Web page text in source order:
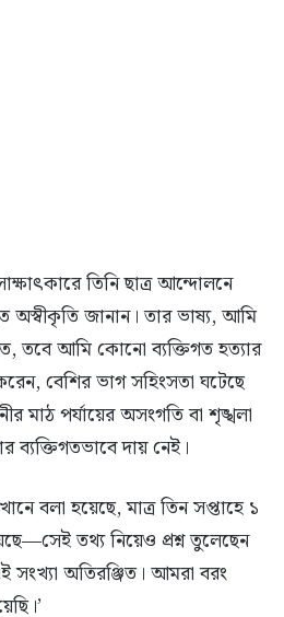
তিনি ছাত্র আন্দোলনে
অস্বীকৃতি জানান। তার ভাষ্য, আমি
তবে আমি কোনো ব্যক্তিগত হত্যার
বেশির ভাগ সহিংসতা ঘটেছে
মাঠ পর্যায়ের অসংগতি বা শৃঙ্খলা
ব্যক্তিগতভাবে দায় নেই।
বলা হয়েছে, মাত্র তিন সপ্তাহে ১
তথ্য নিয়েও প্রশ্ন তুলেছেন
সংখ্যা অতিরঞ্জিত। আমরা বরং